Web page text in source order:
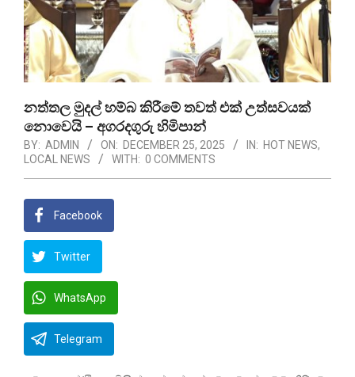
නත්තල මුදල් හම්බ කිරීමේ තවත් එක් උත්සවයක්
නොවෙයි – අගරදගුරු හිමිපාන්
BY: ADMIN ON: DECEMBER 25, 2025 IN: HOT NEWS,
LOCAL NEWS
WITH: 0 COMMENTS
Facebook
Twitter
WhatsApp
Telegram